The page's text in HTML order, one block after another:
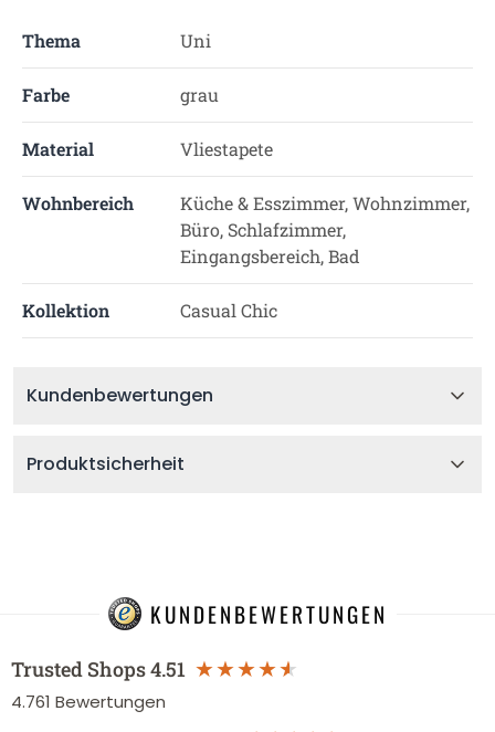
Thema Uni
Farbe grau
Material Vliestapete
Wohnbereich
Küche & Esszimmer, Wohnzimmer,
Büro, Schlafzimmer,
Eingangsbereich, Bad
Kollektion Casual Chic
Kundenbewertungen
Produktsicherheit
KUNDENBEWERTUNGEN
Trusted Shops4.51
4.761 Bewertungen